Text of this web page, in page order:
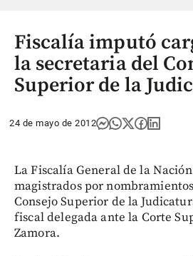
Fiscalía imputó
la secretaria del
Superior de la
24 de mayo de 2012
La Fiscalía General de la
magistrados por
Consejo Superior de la
fiscal delegada ante la Corte
Zamora.